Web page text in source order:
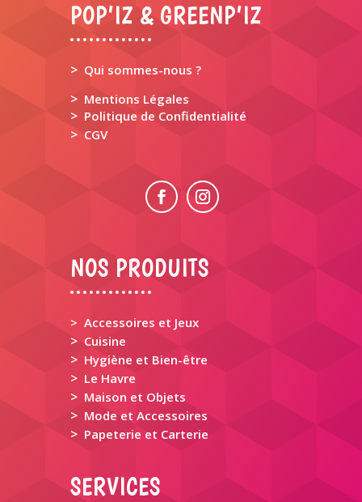
POP’IZ & GREENP’IZ
> Qui sommes-nous ?
> Mentions Légales
> Politique de Confidentialité
> CGV
NOS PRODUITS
> Accessoires et Jeux
> Cuisine
> Hygiène et Bien-être
> Le Havre
> Maison et Objets
> Mode et Accessoires
> Papeterie et Carterie
SERVICES